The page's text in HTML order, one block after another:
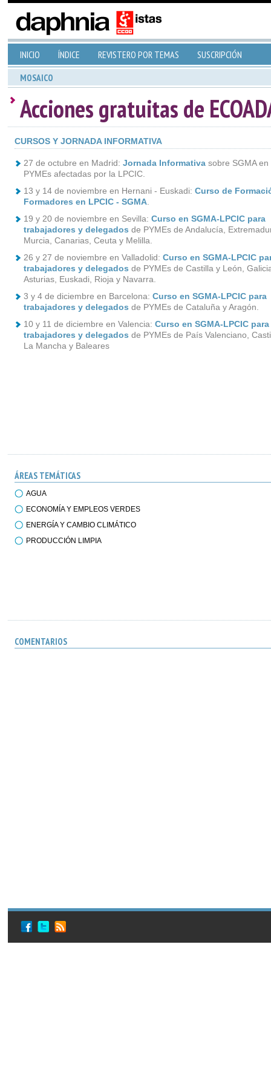
INICIO ÍNDICE REVISTERO POR TEMAS SUSCRIPCIÓN
MOSAICO
Acciones gratuitas de
CURSOS Y JORNADA INFORMATIVA
27 de octubre en Madrid: Jornada Informativasobre SGMA en
PYMEs afectadas por la LPCIC.
13 y 14 de noviembre en Hernani - Euskadi: Curso de
Formadores en LPCIC - SGMA.
19 y 20 de noviembre en Sevilla: Curso en SGMA-LPCIC para
trabajadores y delegados de PYMEs de Andalucía,
Murcia, Canarias, Ceuta y Melilla.
26 y 27 de noviembre en Valladolid: Curso en SGMA-LPCIC
trabajadores y delegados de PYMEs de Castilla y León,
Asturias, Euskadi, Rioja y Navarra.
3 y 4 de diciembre en Barcelona: Curso en SGMA-LPCIC para
trabajadores y delegados de PYMEs de Cataluña y Aragón.
10 y 11 de diciembre en Valencia: Curso en SGMA-LPCIC para
trabajadores y delegados de PYMEs de País Valenciano,
La Mancha y Baleares
ÁREAS TEMÁTICAS
AGUA
ECONOMÍA Y EMPLEOS VERDES
ENERGÍA Y CAMBIO CLIMÁTICO
PRODUCCIÓN LIMPIA
COMENTARIOS